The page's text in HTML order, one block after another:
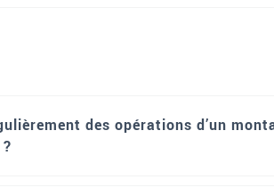
des opérations d’un